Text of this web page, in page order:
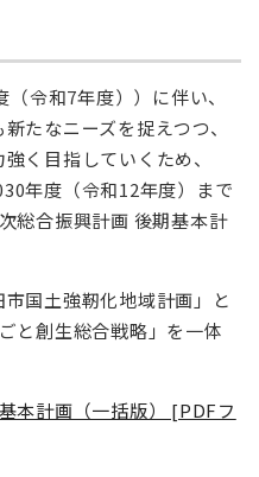
令和7年度））に伴い、
たなニーズを捉えつつ、
く目指していくため、
年度（令和12年度）まで
総合振興計画 後期基本計
国土強靭化地域計画」と
と創生総合戦略」を一体
本計画（一括版） [PDFフ